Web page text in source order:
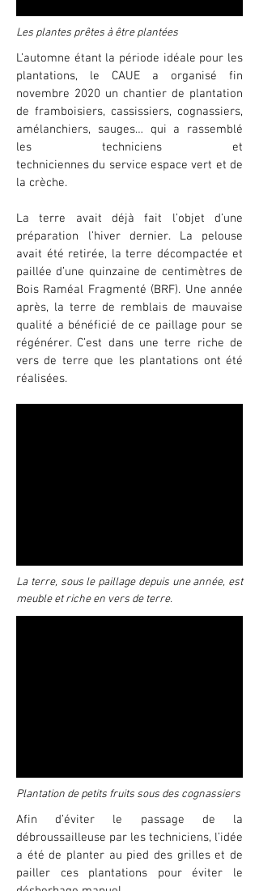
Les plantes prêtes à être plantées
L’automne étant la période idéale pour les
plantations, le CAUE a organisé fin
novembre 2020 un chantier de plantation
de framboisiers, cassissiers, cognassiers,
amélanchiers, sauges… qui a rassemblé
les techniciens et
techniciennes du service espace vert et de
la crèche.
La terre avait déjà fait l’objet d’une
préparation l’hiver dernier. La pelouse
avait été retirée, la terre décompactée et
paillée d’une quinzaine de centimètres de
Bois Raméal Fragmenté (BRF). Une année
après, la terre de remblais de mauvaise
qualité a bénéficié de ce paillage pour se
régénérer. C’est dans une terre riche de
vers de terre que les plantations ont été
réalisées.
La terre, sous le paillage depuis une année, est
meuble et riche en vers de terre.
Plantation de petits fruits sous des cognassiers
Afin d’éviter le passage de la
débroussailleuse par les techniciens, l’idée
a été de planter au pied des grilles et de
pailler ces plantations pour éviter le